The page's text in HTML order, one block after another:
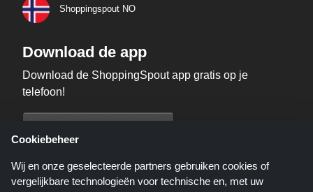
Shoppingspout NO
Download de app
Download de ShoppingSpout app gratis op je
telefoon!
Cookiebeheer
Wij en onze geselecteerde partners gebruiken cookies of
vergelijkbare technologieën voor technische en, met uw